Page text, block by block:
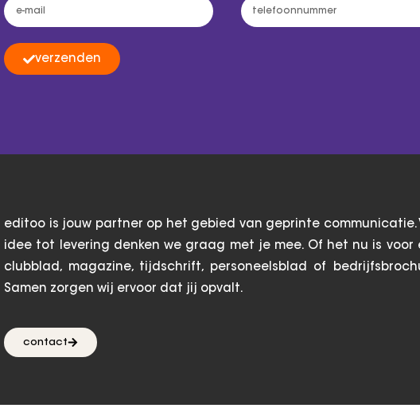
verzenden
editoo is jouw partner op het gebied van geprinte communicatie.
idee tot levering denken we graag met je mee. Of het nu is voor
clubblad, magazine, tijdschrift, personeelsblad of
Samen zorgen wij ervoor dat jij opvalt.
contact